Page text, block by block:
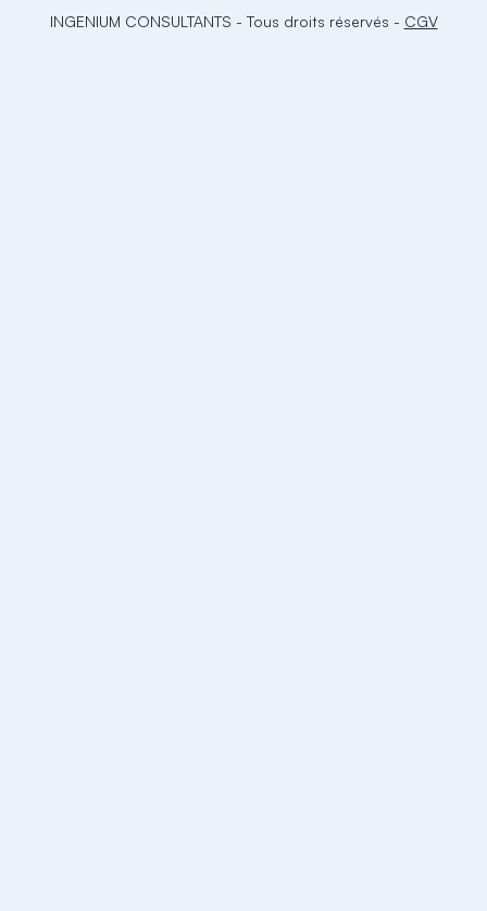
INGENIUM CONSULTANTS - Tous droits réservés - CGV